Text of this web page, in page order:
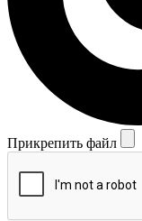
Прикрепить файл